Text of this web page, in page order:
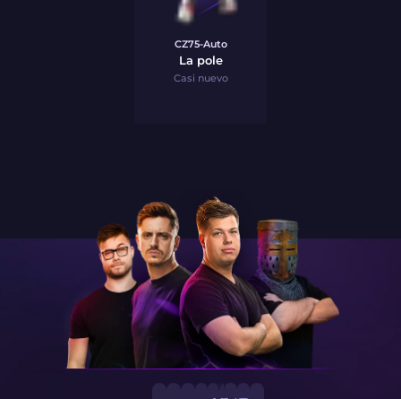
CZ75-Auto
La pole
Casi nuevo